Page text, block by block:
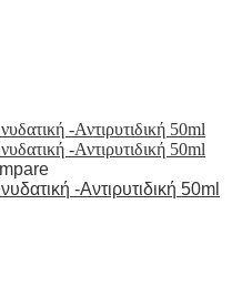
-Αντιρυτιδική 50ml